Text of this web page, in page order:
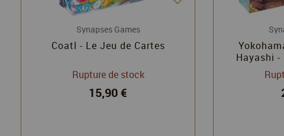
Synapses Games
Coatl - Le Jeu de Cartes
Rupture de stock
15,90 €
Hayashi -